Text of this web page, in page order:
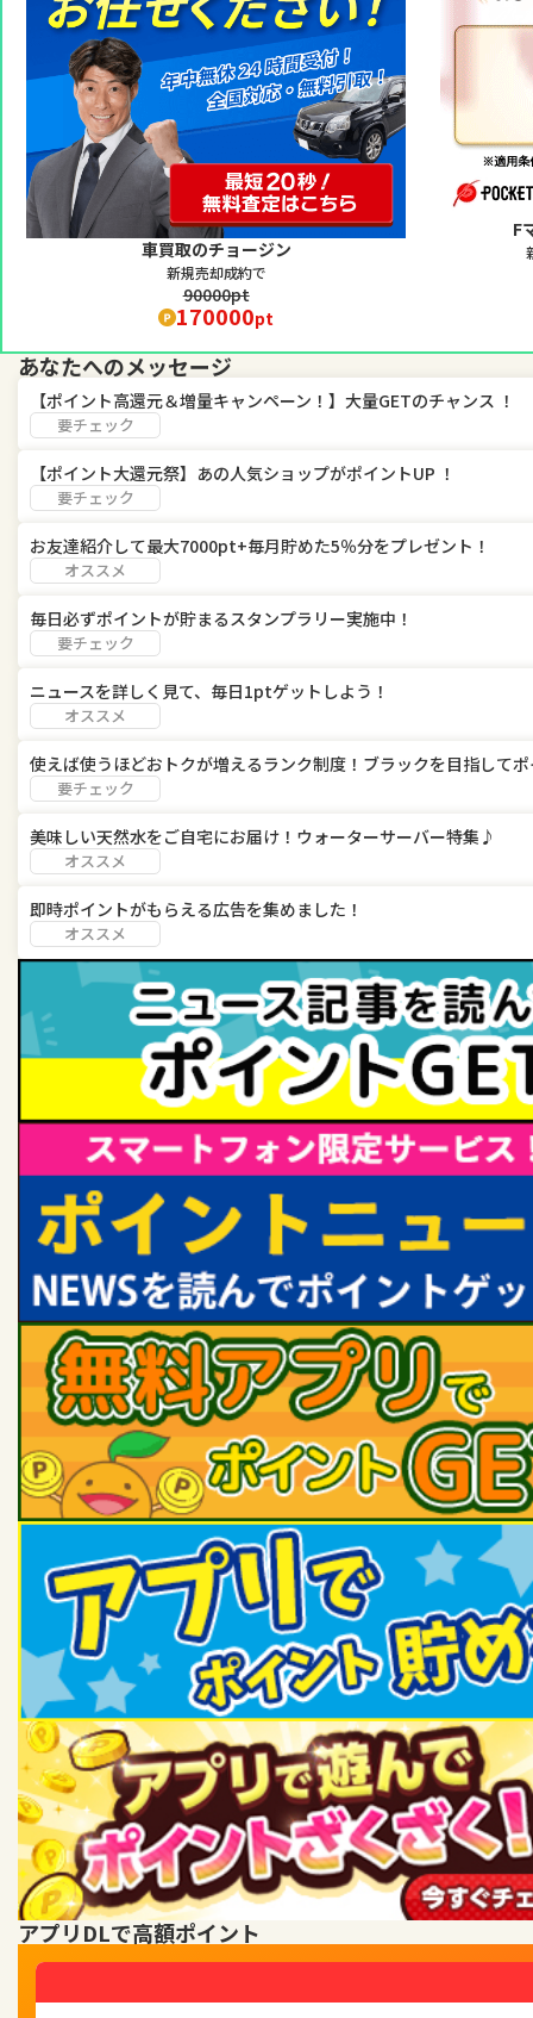
車買取のチョージン
新規売却成約で
90000pt
170000pt
F
あなたへのメッセージ
【ポイント高還元＆増量キャンペーン！】大量GETのチャンス ！
要チェック
【ポイント大還元祭】あの人気ショップがポイントUP ！
要チェック
お友達紹介して最大7000pt+毎月貯めた5％分をプレゼント！
オススメ
毎日必ずポイントが貯まるスタンプラリー実施中！
要チェック
ニュースを詳しく見て、毎日1ptゲットしよう！
オススメ
使えば使うほどおトクが増えるランク制度！ブラックを目指して
要チェック
美味しい天然水をご自宅にお届け！ウォーターサーバー特集♪
オススメ
即時ポイントがもらえる広告を集めました！
オススメ
アプリDLで高額ポイント